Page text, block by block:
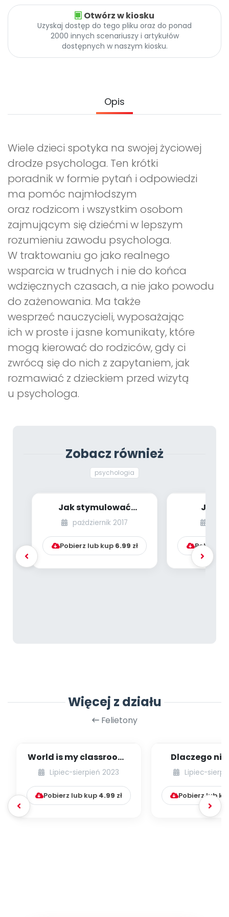
Archiwalne numery
Pomoc
Otwórz w kiosku
Uzyskaj dostęp do tego pliku oraz do ponad
2000 innych scenariuszy i artykułów
dostępnych w naszym kiosku.
Opis
Wiele dzieci spotyka na swojej życiowej
drodze psychologa. Ten krótki
poradnik w formie pytań i odpowiedzi
ma pomóc najmłodszym
oraz rodzicom i wszystkim osobom
zajmującym się dziećmi w lepszym
rozumieniu zawodu psychologa.
W traktowaniu go jako realnego
wsparcia w trudnych i nie do końca
wdzięcznych czasach, a nie jako powodu
do zażenowania. Ma także
wesprzeć nauczycieli, wyposażając
ich w proste i jasne komunikaty, które
mogą kierować do rodziców, gdy ci
zwrócą się do nich z zapytaniem, jak
rozmawiać z dzieckiem przed wizytą
u psychologa.
Zobacz również
psychologia
Jak stymulować
odporność psychiczną
(resilience) dzieck...
październik 2017
Pobierz lub kup 6.99 zł
Jak
dzieci w
Pobierz
Więcej z działu
Felietony
World is my classroom!
Idea leśnego
przedszkola w Wielk...
Lipiec-sierpień 2023
Pobierz lub kup 4.99 zł
Dlaczego
ubierać
butów, czyli
Lipiec-
Pobierz lub